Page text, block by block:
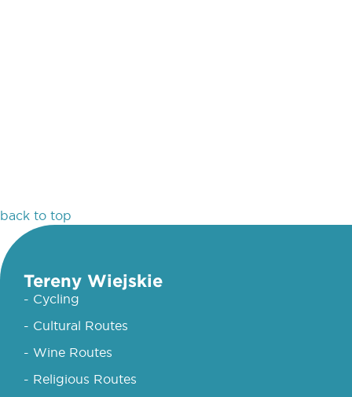
back to top
Tereny Wiejskie
- Cycling
- Cultural Routes
- Wine Routes
- Religious Routes